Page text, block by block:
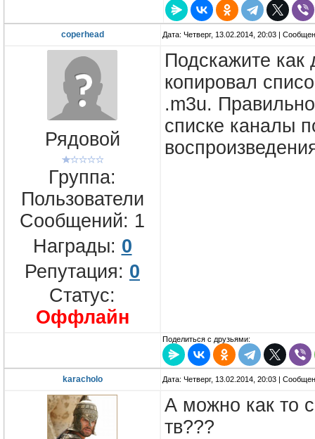
coperhead Дата: Четверг, 13.02.2014, 20:03 |
Рядовой
Группа:
Пользователи
Сообщений: 1
Награды: 0
Репутация: 0
Статус:
Оффлайн
Подскажите как
копировал
.m3u.
списке каналы
Поделиться с друзьями:
karacholo Дата: Четверг, 13.02.2014, 20:03 |
А можно как то
тв???